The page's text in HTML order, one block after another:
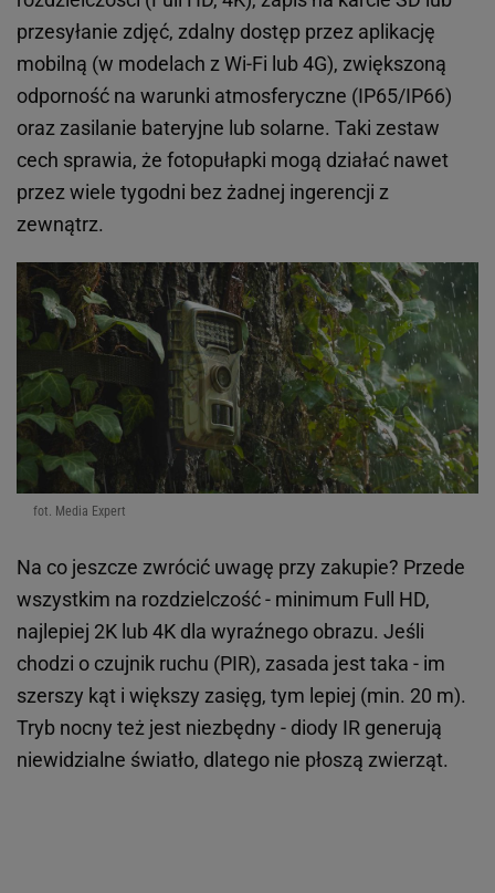
przesyłanie zdjęć, zdalny dostęp przez aplikację
mobilną (w modelach z Wi-Fi lub 4G), zwiększoną
odporność na warunki atmosferyczne (IP65/IP66)
oraz zasilanie bateryjne lub solarne. Taki zestaw
cech sprawia, że fotopułapki mogą działać nawet
przez wiele tygodni bez żadnej ingerencji z
zewnątrz.
fot. Media Expert
Na co jeszcze zwrócić uwagę przy zakupie? Przede
wszystkim na rozdzielczość - minimum Full HD,
najlepiej 2K lub 4K dla wyraźnego obrazu. Jeśli
chodzi o czujnik ruchu (PIR), zasada jest taka - im
szerszy kąt i większy zasięg, tym lepiej (min. 20 m).
Tryb nocny też jest niezbędny - diody IR generują
niewidzialne światło, dlatego nie płoszą zwierząt.